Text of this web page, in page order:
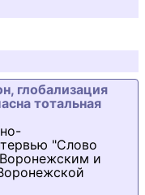
глобализация
тотальная
"Слово
и